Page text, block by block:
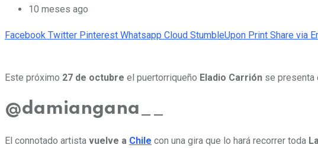
10 meses ago
Facebook Twitter Pinterest Whatsapp Cloud StumbleUpon Print Share via
Este próximo 27 de octubre el puertorriqueño Eladio Carrión se presenta
@damiangana__
El connotado artista vuelve a Chile con una gira que lo hará recorrer toda